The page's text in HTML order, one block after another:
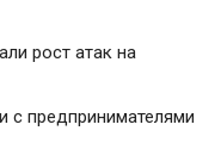
рост атак на
с предпринимателями